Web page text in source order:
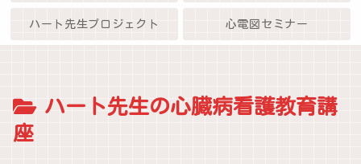
ハート先生プロジェクト 心電図セミナー
ハート先生の心臓病看護教育講
座